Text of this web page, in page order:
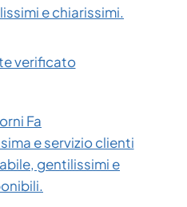
e chiarissimi.
verificato
Fa
e servizio clienti
gentilissimi e